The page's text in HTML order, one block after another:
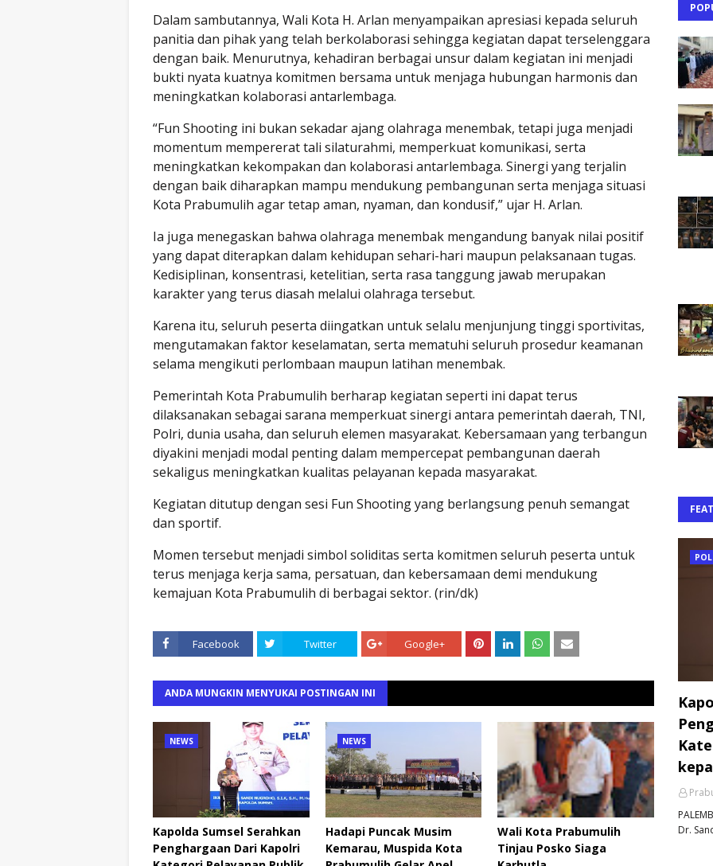
Dalam sambutannya, Wali Kota H. Arlan menyampaikan apresiasi kepada seluruh
panitia dan pihak yang telah berkolaborasi sehingga kegiatan dapat terselenggara
dengan baik. Menurutnya, kehadiran berbagai unsur dalam kegiatan ini menjadi
bukti nyata kuatnya komitmen bersama untuk menjaga hubungan harmonis dan
meningkatkan kolaborasi antarlembaga.
“Fun Shooting ini bukan sekadar ajang olahraga menembak, tetapi juga menjadi
momentum mempererat tali silaturahmi, memperkuat komunikasi, serta
meningkatkan kekompakan dan kolaborasi antarlembaga. Sinergi yang terjalin
dengan baik diharapkan mampu mendukung pembangunan serta menjaga situasi
Kota Prabumulih agar tetap aman, nyaman, dan kondusif,” ujar H. Arlan.
Ia juga menegaskan bahwa olahraga menembak mengandung banyak nilai positif
yang dapat diterapkan dalam kehidupan sehari-hari maupun pelaksanaan tugas.
Kedisiplinan, konsentrasi, ketelitian, serta rasa tanggung jawab merupakan
karakter yang terus diasah melalui olahraga tersebut.
Karena itu, seluruh peserta diingatkan untuk selalu menjunjung tinggi sportivitas,
mengutamakan faktor keselamatan, serta mematuhi seluruh prosedur keamanan
selama mengikuti perlombaan maupun latihan menembak.
Pemerintah Kota Prabumulih berharap kegiatan seperti ini dapat terus
dilaksanakan sebagai sarana memperkuat sinergi antara pemerintah daerah, TNI,
Polri, dunia usaha, dan seluruh elemen masyarakat. Kebersamaan yang terbangun
diyakini menjadi modal penting dalam mempercepat pembangunan daerah
sekaligus meningkatkan kualitas pelayanan kepada masyarakat.
Kegiatan ditutup dengan sesi Fun Shooting yang berlangsung penuh semangat
dan sportif.
Momen tersebut menjadi simbol soliditas serta komitmen seluruh peserta untuk
terus menjaga kerja sama, persatuan, dan kebersamaan demi mendukung
kemajuan Kota Prabumulih di berbagai sektor. (rin/dk)
Facebook Twitter Google+
ANDA MUNGKIN MENYUKAI POSTINGAN INI
NEWS
Kapolda Sumsel Serahkan
Penghargaan Dari Kapolri
NEWS
Hadapi Puncak Musim
Kemarau, Muspida Kota
Wali Kota Prabumulih
Tinjau Posko Siaga
Dr.